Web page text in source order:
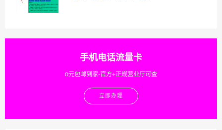
手机电话流量卡
0元包邮到家-官方+正规营业厅可查
立即办理